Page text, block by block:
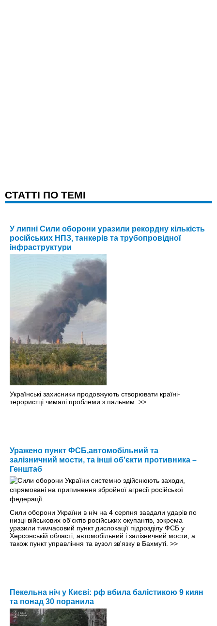
CТАТТІ ПО ТЕМІ
У липні Сили оборони уразили рекордну кількість
російських НПЗ, танкерів та трубопровідної
інфраструктури
Українські захисники продовжують створювати країні-
терористці чималі проблеми з пальним. >>
Уражено пункт ФСБ,автомобільний та
залізничний мости, та інші об'єкти противника –
Генштаб
Сили оборони України в ніч на 4 серпня завдали ударів по
низці військових об'єктів російських окупантів, зокрема
уразили тимчасовий пункт дислокації підрозділу ФСБ у
Херсонській області, автомобільний і залізничний мости, а
також пункт управління та вузол зв'язку в Бахмуті. >>
Пекельна ніч у Києві: рф вбила балістикою 9 киян
та понад 30 поранила